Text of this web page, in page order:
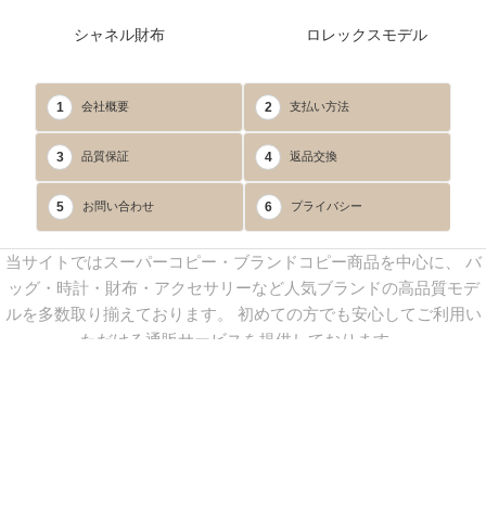
シャネル財布 ロレックスモデル
1 会社概要 2 支払い方法
3 品質保証 4 返品交換
5 お問い合わせ 6 プライバシー
当サイトではスーパーコピー・ブランドコピー商品を中心に、 バ
ッグ・時計・財布・アクセサリーなど人気ブランドの高品質モデ
ルを多数取り揃えております。 初めての方でも安心してご利用い
ただける通販サービスを提供しております。